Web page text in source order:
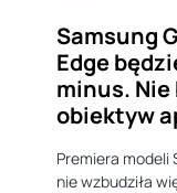
Samsung
Edge
minus.
obiektyw
Premiera modeli
nie wzbudziła